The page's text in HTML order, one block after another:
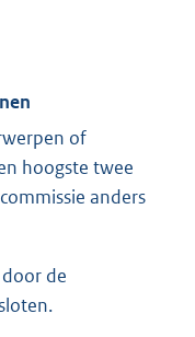
of
hoogste twee
anders
de